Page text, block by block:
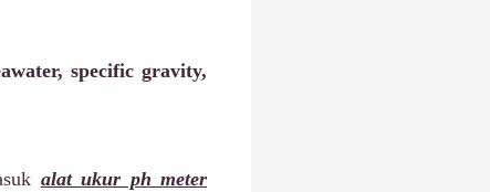
specific gravity,
alat ukur ph meter